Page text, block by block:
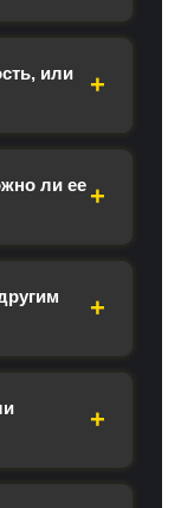
или
ли ее